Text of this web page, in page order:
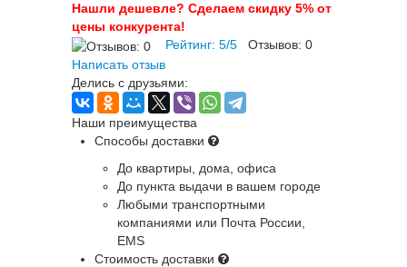
Нашли дешевле? Сделаем скидку 5% от
цены конкурента!
Рейтинг: 5/5 Отзывов: 0
Написать отзыв
Делись с друзьями:
Наши преимущества
Способы доставки
До квартиры, дома, офиса
До пункта выдачи в вашем городе
Любыми транспортными
компаниями или Почта России,
EMS
Стоимость доставки